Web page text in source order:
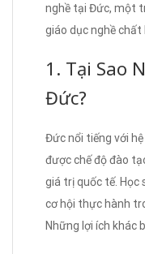
nghề tại Đức, một
giáo dục nghề chất
1. Tại Sao
Đức?
Đức nổi tiếng với
được chế độ đào
giá trị quốc tế. Học
cơ hội thực hành
Những lợi ích khác